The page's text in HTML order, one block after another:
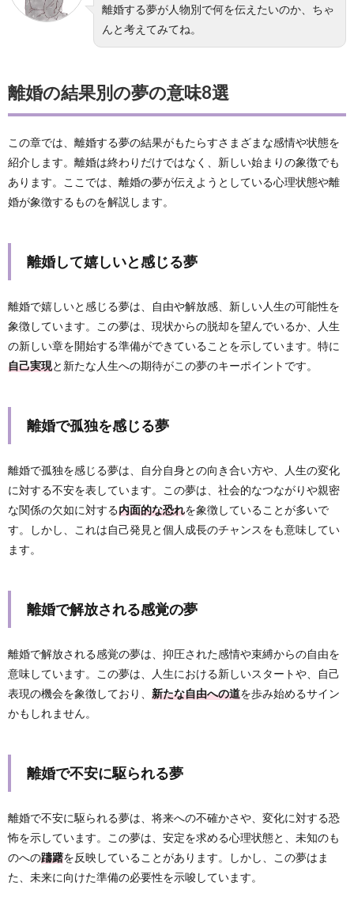
離婚する夢が人物別で何を伝えたいのか、ちゃ
んと考えてみてね。
離婚の結果別の夢の意味8選
この章では、離婚する夢の結果がもたらすさまざまな感情や状態を
紹介します。離婚は終わりだけではなく、新しい始まりの象徴でも
あります。ここでは、離婚の夢が伝えようとしている心理状態や離
婚が象徴するものを解説します。
離婚して嬉しいと感じる夢
離婚で嬉しいと感じる夢は、自由や解放感、新しい人生の可能性を
象徴しています。この夢は、現状からの脱却を望んでいるか、人生
の新しい章を開始する準備ができていることを示しています。特に
自己実現と新たな人生への期待がこの夢のキーポイントです。
離婚で孤独を感じる夢
離婚で孤独を感じる夢は、自分自身との向き合い方や、人生の変化
に対する不安を表しています。この夢は、社会的なつながりや親密
な関係の欠如に対する内面的な恐れを象徴していることが多いで
す。しかし、これは自己発見と個人成長のチャンスをも意味してい
ます。
離婚で解放される感覚の夢
離婚で解放される感覚の夢は、抑圧された感情や束縛からの自由を
意味しています。この夢は、人生における新しいスタートや、自己
表現の機会を象徴しており、 新たな自由への道を歩み始めるサイン
かもしれません。
離婚で不安に駆られる夢
離婚で不安に駆られる夢は、将来への不確かさや、変化に対する恐
怖を示しています。この夢は、安定を求める心理状態と、未知のも
のへの躊躇を反映していることがあります。しかし、この夢はま
た、未来に向けた準備の必要性を示唆しています。